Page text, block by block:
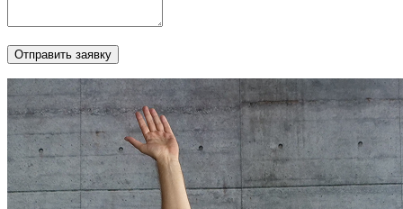
Отправить заявку